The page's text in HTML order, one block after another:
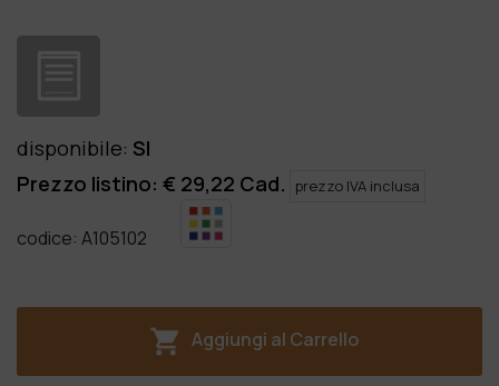
disponibile: SI
Prezzo listino: € 29,22 Cad. prezzo IVA inclusa
codice: A105102
Aggiungi al Carrello